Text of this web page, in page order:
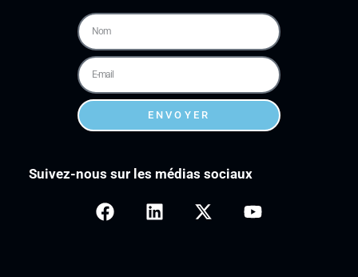
ENVOYER
Suivez-nous sur les médias sociaux